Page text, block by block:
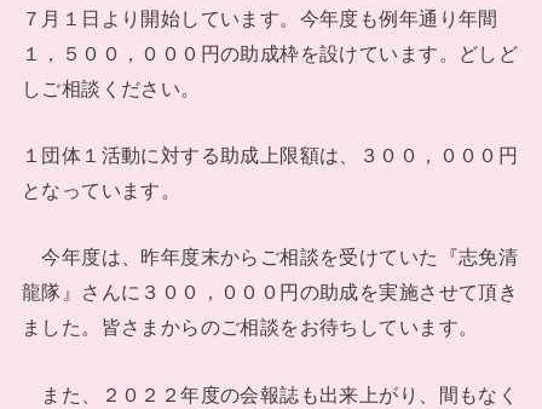
７月１日より開始しています。今年度も例年通り年間
１，５００，０００円の助成枠を設けています。どしど
しご相談ください。
１団体１活動に対する助成上限額は、３００，０００円
となっています。
今年度は、昨年度末からご相談を受けていた『志免清
龍隊』さんに３００，０００円の助成を実施させて頂き
ました。皆さまからのご相談をお待ちしています。
また、２０２２年度の会報誌も出来上がり、間もなく